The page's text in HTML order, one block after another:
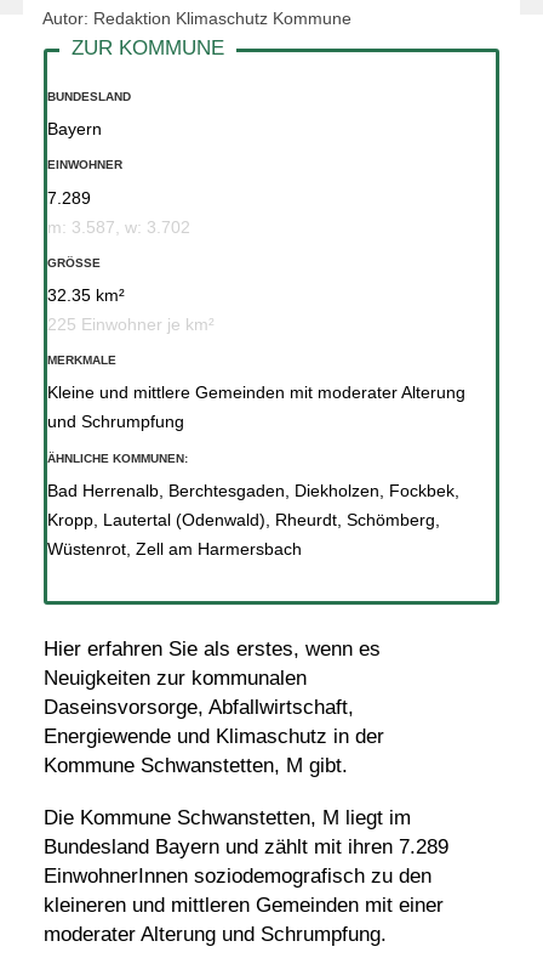
Autor: Redaktion Klimaschutz Kommune
Hier erfahren Sie als erstes, wenn es
Neuigkeiten zur kommunalen
Daseinsvorsorge, Abfallwirtschaft,
Energiewende und Klimaschutz in der
Kommune Schwanstetten, M gibt.
Die Kommune Schwanstetten, M liegt im
Bundesland Bayern und zählt mit ihren 7.289
EinwohnerInnen soziodemografisch zu den
kleineren und mittleren Gemeinden mit einer
moderater Alterung und Schrumpfung.
BUNDESLAND
Bayern
EINWOHNER
7.289
m: 3.587, w: 3.702
GRÖSSE
32.35 km²
225 Einwohner je km²
MERKMALE
Kleine und mittlere Gemeinden mit moderater Alterung
und Schrumpfung
ÄHNLICHE KOMMUNEN:
Bad Herrenalb, Berchtesgaden Diekholzen Fockbek,
Kropp, Lautertal (Odenwald) Rheurdt, Schömberg
Wüstenrot, Zell am Harmersbach